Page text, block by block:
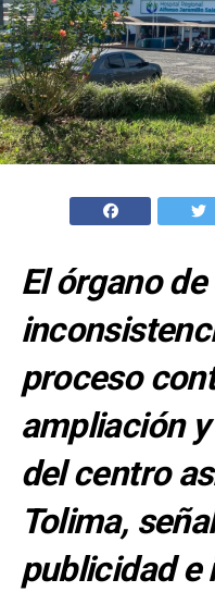
El órgano
proceso
ampliación
del centro
Tolima,
publicidad e